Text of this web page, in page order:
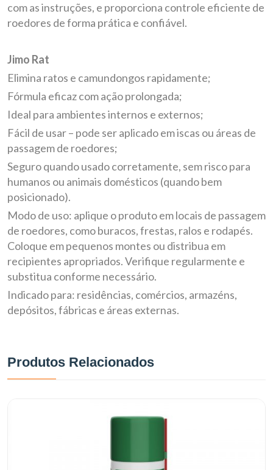
com as instruções, e proporciona controle eficiente de
roedores de forma prática e confiável.
Jimo Rat
Elimina ratos e camundongos rapidamente;
Fórmula eficaz com ação prolongada;
Ideal para ambientes internos e externos;
Fácil de usar – pode ser aplicado em iscas ou áreas de
passagem de roedores;
Seguro quando usado corretamente, sem risco para
humanos ou animais domésticos (quando bem
posicionado).
Modo de uso: aplique o produto em locais de passagem
de roedores, como buracos, frestas, ralos e rodapés.
Coloque em pequenos montes ou distribua em
recipientes apropriados. Verifique regularmente e
substitua conforme necessário.
Indicado para: residências, comércios, armazéns,
depósitos, fábricas e áreas externas.
Produtos Relacionados